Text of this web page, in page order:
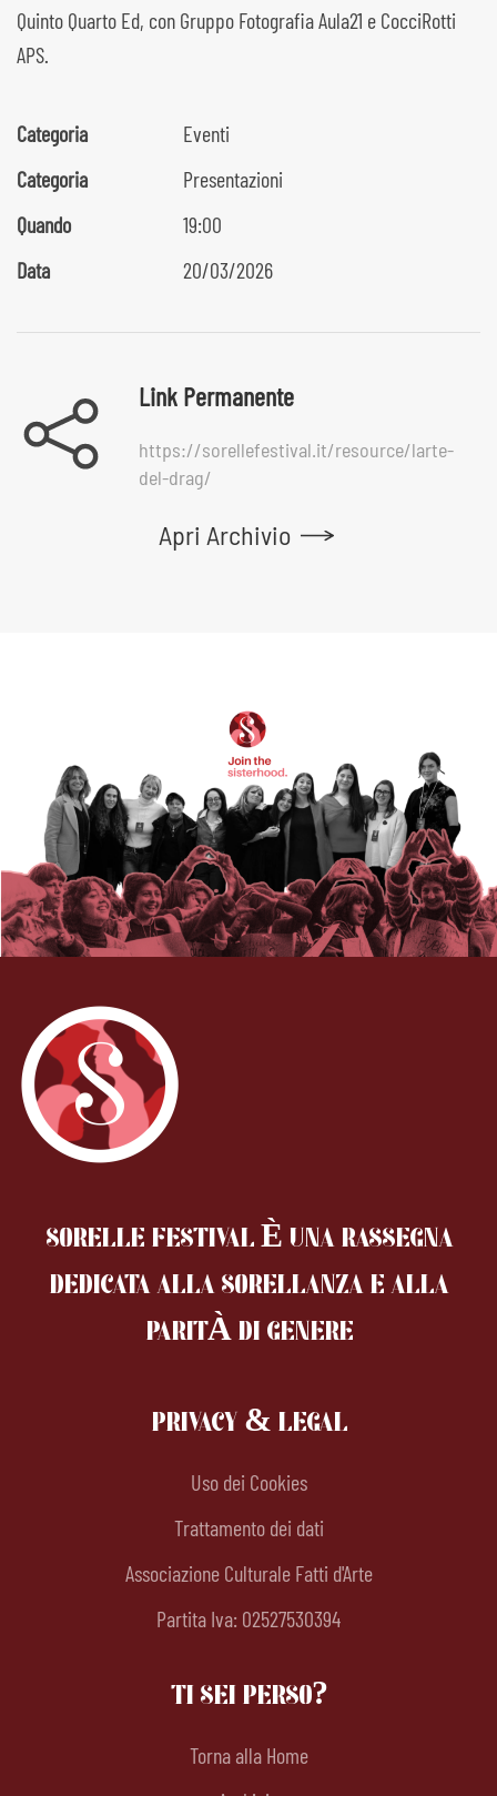
Quinto Quarto Ed, con Gruppo Fotografia Aula21 e CocciRotti
APS.
Categoria
Eventi
Categoria
Presentazioni
Quando
19:00
Data
20/03/2026
Link Permanente
https://sorellefestival.it/resource/larte-
del-drag/
Apri Archivio
SORELLE FESTIVAL È UNA RASSEGNA
DEDICATA ALLA SORELLANZAE ALLA
PARITÀ DI GENERE
PRIVACY & LEGAL
Uso dei Cookies
Trattamento dei dati
Associazione Culturale Fatti d'Arte
Partita Iva: 02527530394
TI SEI PERSO?
Torna alla Home